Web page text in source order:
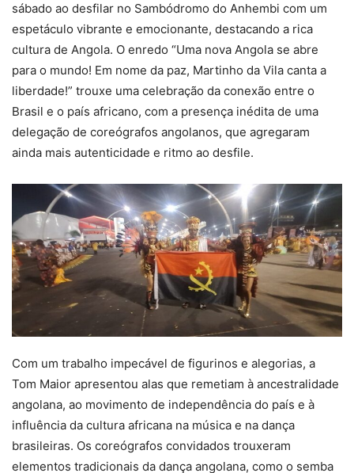
sábado ao desfilar no Sambódromo do Anhembi com um
espetáculo vibrante e emocionante, destacando a rica
cultura de Angola. O enredo “Uma nova Angola se abre
para o mundo! Em nome da paz, Martinho da Vila canta a
liberdade!” trouxe uma celebração da conexão entre o
Brasil e o país africano, com a presença inédita de uma
delegação de coreógrafos angolanos, que agregaram
ainda mais autenticidade e ritmo ao desfile.
Com um trabalho impecável de figurinos e alegorias, a
Tom Maior apresentou alas que remetiam à ancestralidade
angolana, ao movimento de independência do país e à
influência da cultura africana na música e na dança
brasileiras. Os coreógrafos convidados trouxeram
elementos tradicionais da dança angolana, como o semba